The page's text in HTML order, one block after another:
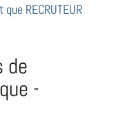
RECRUTEUR
de
-